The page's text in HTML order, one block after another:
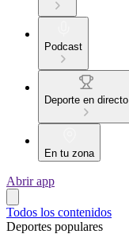
Podcast
Deporte en directo
En tu zona
Abrir app
Todos los contenidos
Deportes populares